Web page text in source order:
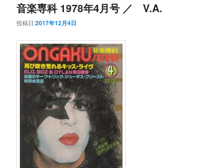
音楽専科 1978年4月号 ／ V.A.
投稿日:2017年12月4日